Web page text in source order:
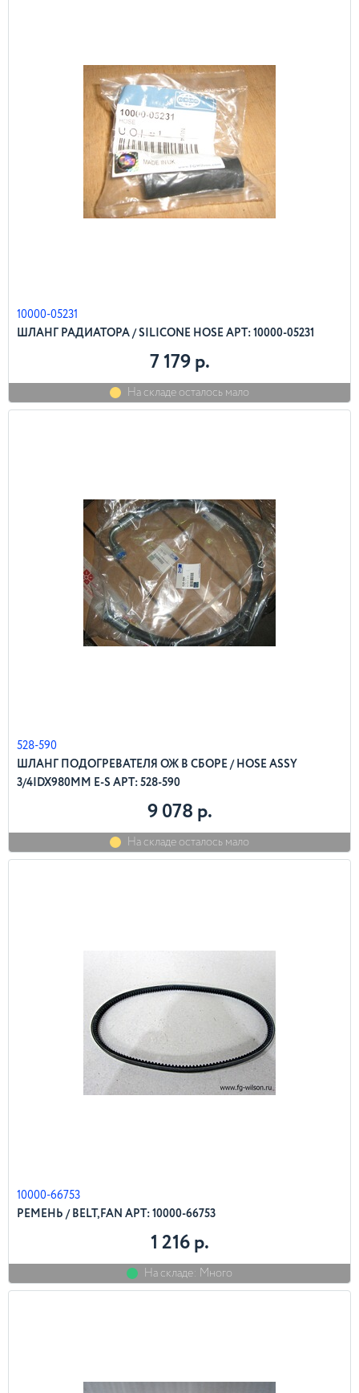
10000-05231
ШЛАНГ РАДИАТОРА / SILICONE HOSE АРТ: 10000-05231
7 179 р.
На складе осталось мало
528-590
ШЛАНГ ПОДОГРЕВАТЕЛЯ ОЖ В СБОРЕ / HOSE ASSY
3/4IDX980MM E-S АРТ: 528-590
9 078 р.
На складе осталось мало
10000-66753
РЕМЕНЬ / BELT,FAN АРТ: 10000-66753
1 216 р.
На складе: Много